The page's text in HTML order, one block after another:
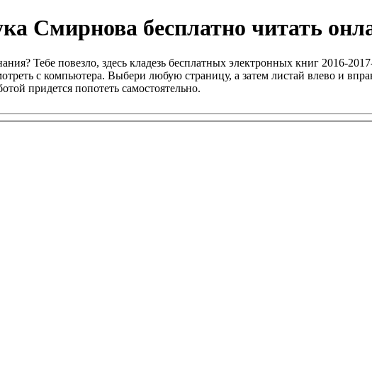
Смирнова бесплатно читать
Тебе повезло, здесь кладезь бесплатных электронных книг 2016-
с компьютера. Выбери любую страницу, а затем листай влево и
придется попотеть самостоятельно.